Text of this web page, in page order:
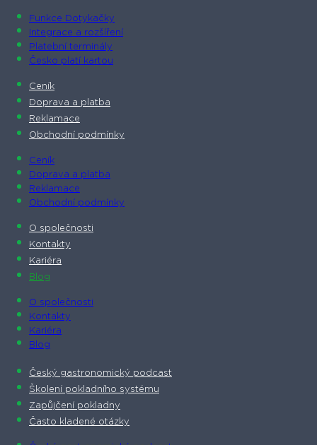
Funkce Dotykačky
Integrace a rozšíření
Platební terminály
Česko platí kartou
Ceník
Doprava a platba
Reklamace
Obchodní podmínky
Ceník
Doprava a platba
Reklamace
Obchodní podmínky
O společnosti​
Kontakty
Kariéra
Blog
O společnosti​
Kontakty
Kariéra
Blog
Český gastronomický podcast​
Školení pokladního systému
Zapůjčení pokladny
Často kladené otázky